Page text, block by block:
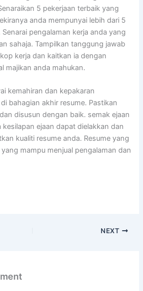
5 pekerjaan terbaik yang
anda mempunyai lebih dari 5
pengalaman kerja anda yang
sahaja. Tampilkan tanggung jawab
kerja dan kaitkan ia dengan
majikan anda mahukan.
kemahiran dan kepakaran
bahagian akhir resume. Pastikan
disusun dengan baik. semak ejaan
kesilapan ejaan dapat dielakkan dan
kualiti resume anda. Resume yang
mampu menjual pengalaman dan
NEXT